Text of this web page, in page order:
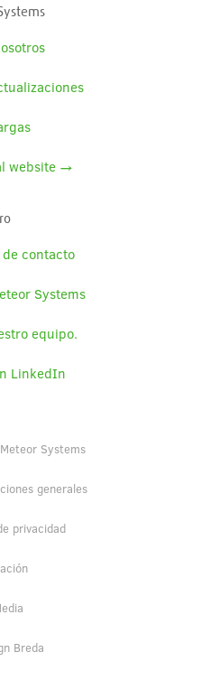
website →
contacto
Systems
equipo.
LinkedIn
Systems
generales
privacidad
Breda